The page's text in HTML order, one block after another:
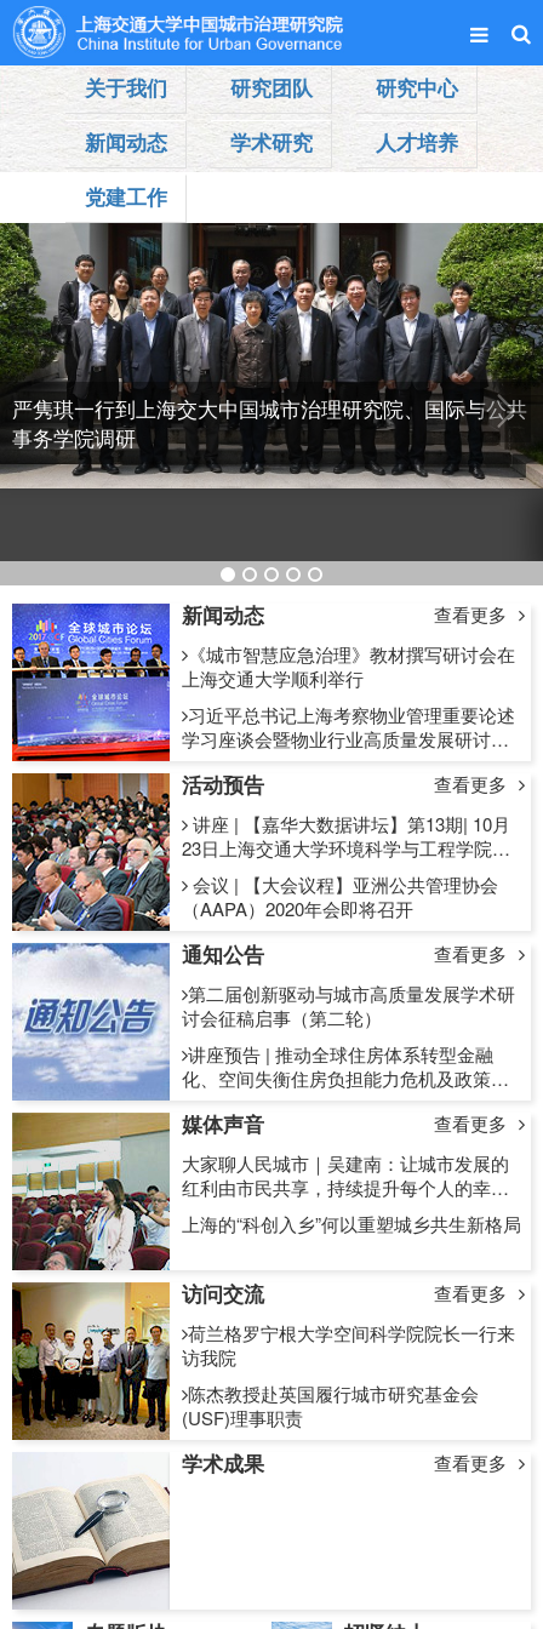
关于我们 研究团队 研究中心
新闻动态 学术研究 人才培养
党建工作
严隽琪一行到上海交大中国城市治理研究院、国际与公共
事务学院调研
新闻动态
查看更多
《城市智慧应急治理》教材撰写研讨会在
上海交通大学顺利举行
习近平总书记上海考察物业管理重要论述
学习座谈会暨物业行业高质量发展研讨会
活动预告
查看更多
23日上海交通大学环境科学与工程学院董
会娟副教授
（AAPA）2020年会即将召开
通知公告
查看更多
第二届创新驱动与城市高质量发展学术研
讨会征稿启事（第二轮）
讲座预告 | 推动全球住房体系转型金融
化、空间失衡住房负担能力危机及政策路
媒体声音
查看更多
大家聊人民城市｜吴建南：让城市发展的
红利由市民共享，持续提升每个人的幸福
感归属感
上海的“科创入乡”何以重塑城乡共生新格局
访问交流
查看更多
荷兰格罗宁根大学空间科学院院长一行来
访我院
陈杰教授赴英国履行城市研究基金会
(USF)理事职责
学术成果 查看更多